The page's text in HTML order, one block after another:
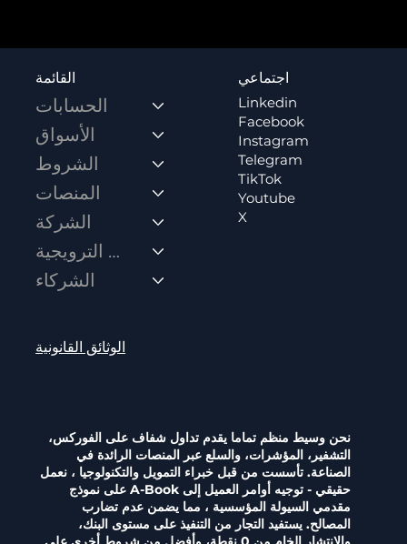
القائمة
الحسابات
الأسواق
الشروط
المنصات
الشركة
العروض الترويجية
الشركاء
الوثائق القانونية
اجتماعي
Linkedin
Facebook
Instagram
Telegram
TikTok
Youtube
X
نحن وسيط منظم تماما يقدم تداول شفاف على الفوركس،
التشفير، المؤشرات، والسلع عبر المنصات الرائدة في
الصناعة. تأسست من قبل خبراء التمويل والتكنولوجيا ، نعمل
على نموذج A-Book حقيقي - توجيه أوامر العميل إلى
مقدمي السيولة المؤسسية ، مما يضمن عدم تضارب
المصالح. يستفيد التجار من التنفيذ على مستوى البنك،